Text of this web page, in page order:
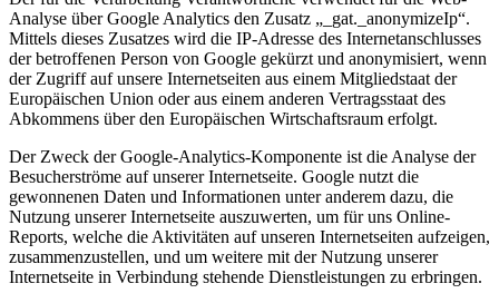
Analyse über Google Analytics den Zusatz „_gat._anonymizeIp“.
Mittels dieses Zusatzes wird die IP-Adresse des Internetanschlusses
der betroffenen Person von Google gekürzt und anonymisiert, wenn
der Zugriff auf unsere Internetseiten aus einem Mitgliedstaat der
Europäischen Union oder aus einem anderen Vertragsstaat des
Abkommens über den Europäischen Wirtschaftsraum erfolgt.
Der Zweck der Google-Analytics-Komponente ist die Analyse der
Besucherströme auf unserer Internetseite. Google nutzt die
gewonnenen Daten und Informationen unter anderem dazu, die
Nutzung unserer Internetseite auszuwerten, um für uns Online-
Reports, welche die Aktivitäten auf unseren Internetseiten aufzeigen,
zusammenzustellen, und um weitere mit der Nutzung unserer
Internetseite in Verbindung stehende Dienstleistungen zu erbringen.